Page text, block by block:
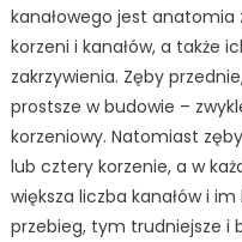
kanałowego jest anatomia
korzeni i kanałów, a także
zakrzywienia. Zęby
prostsze w budowie –
korzeniowy. Natomiast
lub cztery korzenie, a w
większa liczba kanałów i
przebieg, tym trudniejsze i